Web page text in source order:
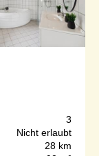
3
Nicht erlaubt
28 km